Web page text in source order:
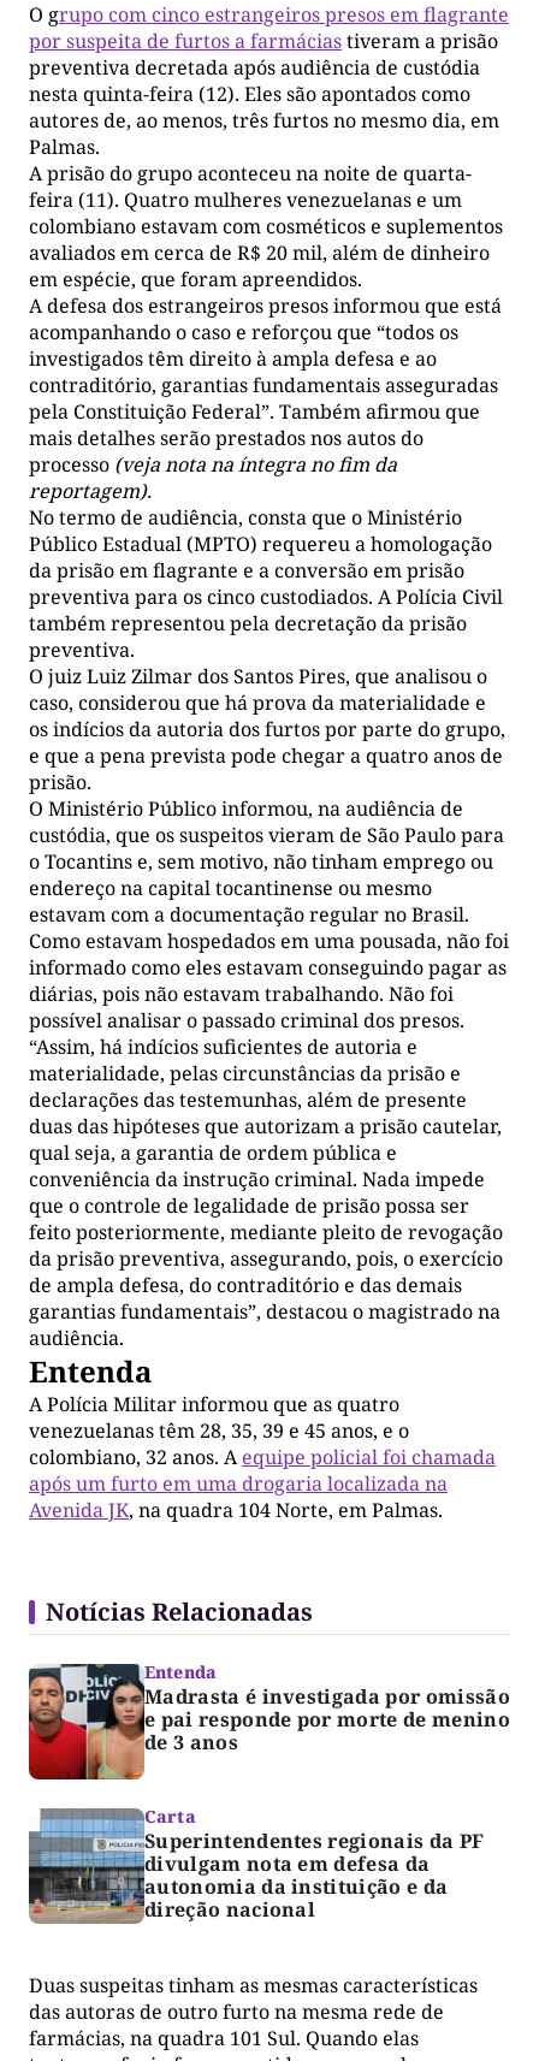
O grupo com cinco estrangeiros presos em flagrante
por suspeita de furtos a farmáciastiveram a prisão
preventiva decretada após audiência de custódia
nesta quinta-feira (12). Eles são apontados como
autores de, ao menos, três furtos no mesmo dia, em
Palmas.
A prisão do grupo aconteceu na noite de quarta-
feira (11). Quatro mulheres venezuelanas e um
colombiano estavam com cosméticos e suplementos
avaliados em cerca de R$ 20 mil, além de dinheiro
em espécie, que foram apreendidos.
A defesa dos estrangeiros presos informou que está
acompanhando o caso e reforçou que “todos os
investigados têm direito à ampla defesa e ao
contraditório, garantias fundamentais asseguradas
pela Constituição Federal”. Também afirmou que
mais detalhes serão prestados nos autos do
processo (veja nota na íntegra no fim da
reportagem).
No termo de audiência, consta que o Ministério
Público Estadual (MPTO) requereu a homologação
da prisão em flagrante e a conversão em prisão
preventiva para os cinco custodiados. A Polícia Civil
também representou pela decretação da prisão
preventiva.
O juiz Luiz Zilmar dos Santos Pires, que analisou o
caso, considerou que há prova da materialidade e
os indícios da autoria dos furtos por parte do grupo,
e que a pena prevista pode chegar a quatro anos de
prisão.
O Ministério Público informou, na audiência de
custódia, que os suspeitos vieram de São Paulo para
o Tocantins e, sem motivo, não tinham emprego ou
endereço na capital tocantinense ou mesmo
estavam com a documentação regular no Brasil.
Como estavam hospedados em uma pousada, não foi
informado como eles estavam conseguindo pagar as
diárias, pois não estavam trabalhando. Não foi
possível analisar o passado criminal dos presos.
“Assim, há indícios suficientes de autoria e
materialidade, pelas circunstâncias da prisão e
declarações das testemunhas, além de presente
duas das hipóteses que autorizam a prisão cautelar,
qual seja, a garantia de ordem pública e
conveniência da instrução criminal. Nada impede
que o controle de legalidade de prisão possa ser
feito posteriormente, mediante pleito de revogação
da prisão preventiva, assegurando, pois, o exercício
de ampla defesa, do contraditório e das demais
garantias fundamentais”, destacou o magistrado na
audiência.
Entenda
A Polícia Militar informou que as quatro
venezuelanas têm 28, 35, 39 e 45 anos, e o
colombiano, 32 anos. Aequipe policial foi chamada
após um furto em uma drogaria localizada na
Avenida JK, na quadra 104 Norte, em Palmas.
Notícias Relacionadas
Entenda
Madrasta é investigada por omissão
e pai responde por morte de menino
de 3 anos
Carta
Superintendentes regionais da PF
divulgam nota em defesa da
autonomia da instituição e da
direção nacional
Duas suspeitas tinham as mesmas características
das autoras de outro furto na mesma rede de
farmácias, na quadra 101 Sul. Quando elas